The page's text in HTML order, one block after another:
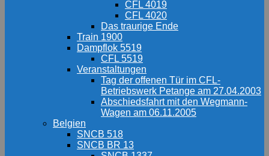
CFL 4019
CFL 4020
Das traurige Ende
Train 1900
Dampflok 5519
CFL 5519
Veranstaltungen
Tag der offenen Tür im CFL-
Betriebswerk Petange am 27.04.2003
Abschiedsfahrt mit den Wegmann-
Wagen am 06.11.2005
Belgien
SNCB 518
SNCB BR 13